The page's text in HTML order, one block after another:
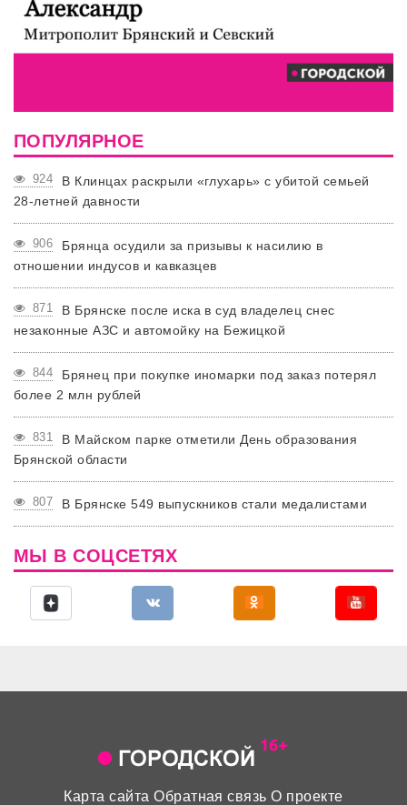
ПОПУЛЯРНОЕ
924
В Клинцах раскрыли «глухарь» с убитой семьей
28-летней давности
906
Брянца осудили за призывы к насилию в
отношении индусов и кавказцев
871
В Брянске после иска в суд владелец снес
незаконные АЗС и автомойку на Бежицкой
844
Брянец при покупке иномарки под заказ потерял
более 2 млн рублей
831
В Майском парке отметили День образования
Брянской области
807 В Брянске 549 выпускников стали медалистами
МЫ В СОЦСЕТЯХ
Карта сайта Обратная связь О проекте